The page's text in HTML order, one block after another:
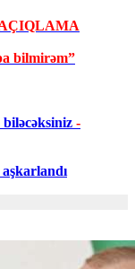
bilmirəm”
biləcəksiniz -